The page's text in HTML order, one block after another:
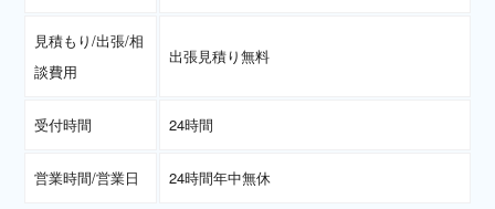
見積もり/出張/相
談費用
出張見積り無料
受付時間 24時間
営業時間/営業日 24時間年中無休